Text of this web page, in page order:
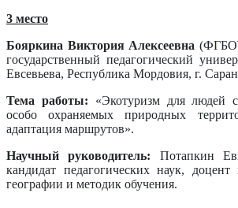
3 место
Бояркина Виктория Алексеевна
государственный педагогический
Евсевьева, Республика Мордовия, г.
Тема работы: «Экотуризм для людей
особо охраняемых природных
адаптация маршрутов».
Научный руководитель: Потапкин
кандидат педагогических наук,
географии и методик обучения.